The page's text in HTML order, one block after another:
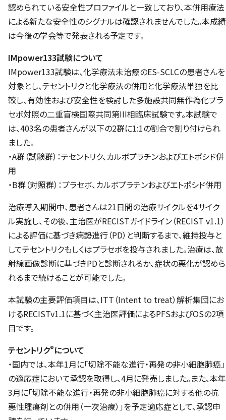
認められている安全性プロファイルと一致しており、本併用療法
による新たな安全性のシグナルは確認されませんでした。本成績
は今後の学会等で発表される予定です。
IMpower133試験について
IMpower133試験は、化学療法未治療のES-SCLCの患者さんを
対象とし、テセントリクと化学療法の併用と化学療法単独を比
較し、有効性および安全性を検討した多施設共同無作為化プラ
セボ対照の二重盲検国際共同第III相臨床試験です。本試験で
は、403名の患者さんが以下の2群に1:1の割合で割り付けられ
ました。
・A群（試験群）：テセントリク、カルボプラチンおよびエトポシド併
用
・B群（対照群）：プラセボ、カルボプラチンおよびエトポシド併用
治療導入期間中、患者さんは21日間の治療サイクルを4サイク
ル実施し、その後、主治医がRECISTガイドライン（RECIST v1.1）
による評価に基づき病勢進行（PD）と判断するまで、維持投与と
してテセントリクもしくはプラセボを投与されました。治療は、放
射線画像診断に基づきPDと診断されるか、症状の悪化が認めら
れるまで続けることが可能でした。
本試験の主要評価項目は、ITT（Intent to treat）解析集団にお
けるRECISTv1.1に基づく主治医評価によるPFSおよびOSの2項
目です。
テセントリク®について
・国内では、本年1月に「切除不能な進行・再発の非小細胞肺癌」
の適応症において承認を取得し、4月に発売しました。また、本年
3月に「切除不能な進行・再発の非小細胞肺癌に対する他の抗
悪性腫瘍剤との併用（一次治療）」を予定適応症として、承認申